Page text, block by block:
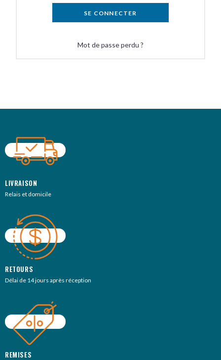
SE CONNECTER
Mot de passe perdu ?
LIVRAISON
Relais et domicile
RETOURS
Délai de 14 jours après réception
REMISES